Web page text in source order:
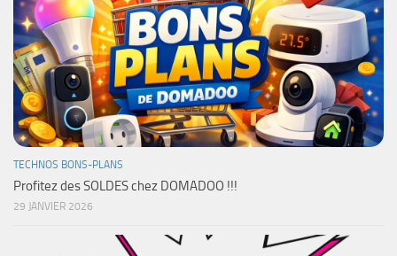
TECHNOS BONS-PLANS
Profitez des SOLDES chez DOMADOO !!!
29 JANVIER 2026